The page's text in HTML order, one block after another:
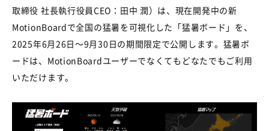
取締役 社長執行役員CEO ：田中 潤）は、現在開発中の新
MotionBoardで全国の猛暑を可視化した「猛暑ボード」を、
2025年6月26日～9月30 日の期間限定で公開します。猛暑ボ
ードは、 MotionBoardユーザーでなくてもどなたでもご利用
いただけます。